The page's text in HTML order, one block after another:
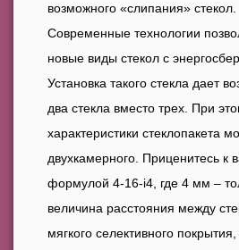
возможного «слипания» стекол.
Современные технологии
новые виды стекол с
Установка такого стекла дает
два стекла вместо трех. При
характеристики стеклопакета
двухкамерного. Приценитесь к
формулой 4-16-i4, где 4 мм –
величина расстояния между
мягкого селективного